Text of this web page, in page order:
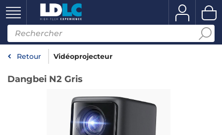
Retour Vidéoprojecteur
Dangbei N2 Gris